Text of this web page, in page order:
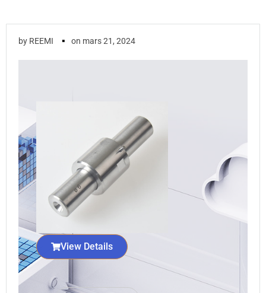
by REEMI ▪ on mars 21, 2024
View Details